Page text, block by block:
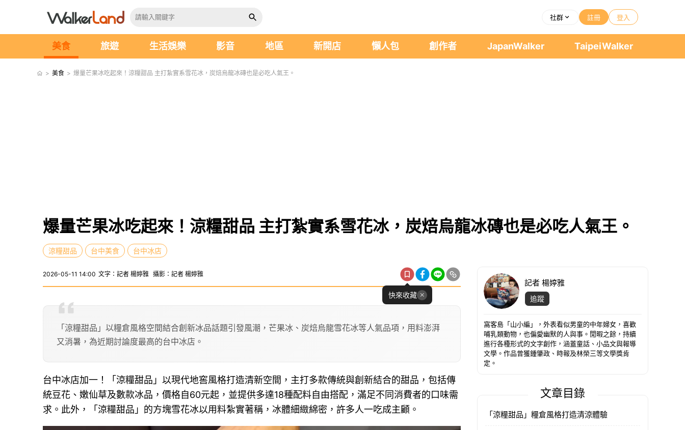
社群 註冊 登入
美食 旅遊 生活娛樂 影音 地區 新開店 懶人包 創作者 JapanWalker TaipeiWalker
> 美食 > 爆量芒果冰吃起來！涼糧甜品 主打紮實系雪花冰，炭焙烏龍冰磚也是必吃人氣王。
爆量芒果冰吃起來！涼糧甜品 主打紮實系雪花冰，炭焙烏龍冰磚也是必吃人氣王。
涼糧甜品 台中美食 台中冰店
2026-05-11 14:00 文字：記者 楊婷雅 攝影：記者 楊婷雅
快來收藏
「涼糧甜品」以糧倉風格空間結合創新冰品話題引發風潮，芒果冰、炭焙烏龍雪花冰等人氣品項，用料澎湃
又消暑，為近期討論度最高的台中冰店。
台中冰店加一！「涼糧甜品」以現代地窖風格打造清新空間，主打多款傳統與創新結合的甜品，包括傳
統豆花、嫩仙草及數款冰品，價格自60元起，並提供多達18種配料自由搭配，滿足不同消費者的口味需
求。此外，「涼糧甜品」的方塊雪花冰以用料紮實著稱，冰體細緻綿密，許多人一吃成主顧。
記者 楊婷雅
追蹤
窩客島「山小編」，外表看似男童的中年婦女，喜歡
哺乳類動物，也偏愛幽默的人與事。閒暇之餘，持續
進行各種形式的文字創作，涵蓋童話、小品文與報導
文學。作品曾獲鍾肇政、時報及林榮三等文學獎肯
定。
文章目錄
「涼糧甜品」糧倉風格打造清涼體驗